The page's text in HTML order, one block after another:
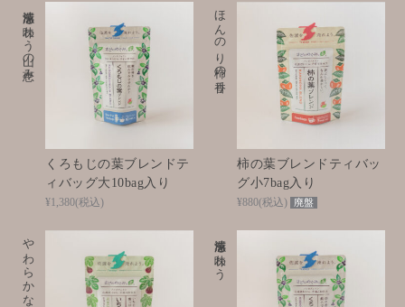
くろもじの葉ブレンドテ
ィバッグ大10bag入り
清涼感を味わう山の恵み
¥1,380(税込)
柿の葉ブレンドティバッ
グ小7bag入り
ほんのり柿の香り
¥880(税込) 廃盤
清涼感を味わう